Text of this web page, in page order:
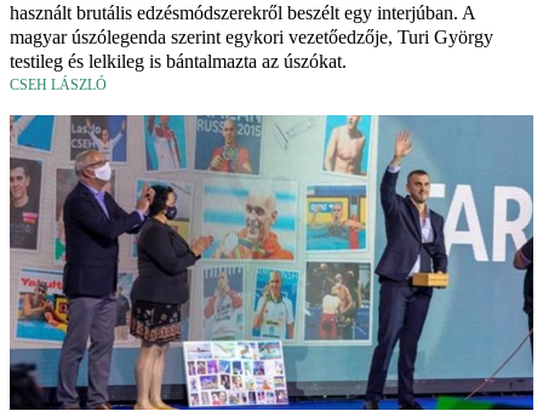
használt brutális edzésmódszerekről beszélt egy interjúban. A
magyar úszólegenda szerint egykori vezetőedzője, Turi György
testileg és lelkileg is bántalmazta az úszókat.
CSEH LÁSZLÓ